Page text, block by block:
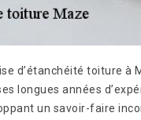
d’étanchéité toiture à
longues années
un savoir-faire